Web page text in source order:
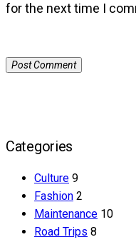
for the next time I
Categories
Culture 9
Fashion 2
Maintenance 10
Road Trips 8